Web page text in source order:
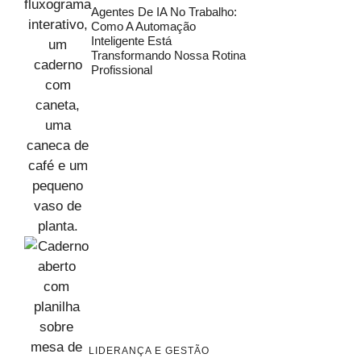
Agentes De IA No Trabalho:
Como A Automação
Inteligente Está
Transformando Nossa Rotina
Profissional
LIDERANÇA E GESTÃO